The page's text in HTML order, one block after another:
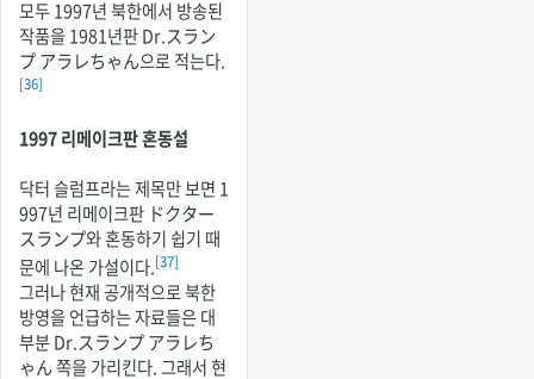
모두 1997년 북한에서 방송된
작품을 1981년판 Dr.スラン
プ アラレちゃん으로 적는다.
[36]
1997 리메이크판 혼동설
닥터 슬럼프라는 제목만 보면 1
997년 리메이크판 ドクター
スランプ와 혼동하기 쉽기 때
문에 나온 가설이다.[37]
그러나 현재 공개적으로 북한
방영을 언급하는 자료들은 대
부분 Dr.スランプ アラレち
ゃん 쪽을 가리킨다. 그래서 현